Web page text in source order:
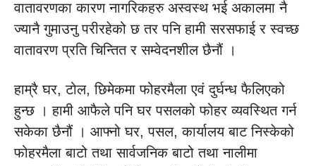
वातावरणका कारण नागरिकहरु अस्वस्थ भई अकालमा नै
ज्यानै गुमाउनु परीरहेको छ तर पनि हामी सरसफाई र स्वच्छ
वातावरण प्रति चिन्तित र सम्वेदनशील छैनौं ।
हाम्रै घर, टोल, छिमेकमा फोहरमैला एवं दुर्घन्ध फैलिएको
हुन्छ । हामी आफैले पनि घर पसलको फोहर व्यवस्थित गर्न
सकेका छैनौं । आफ्नो घर, पसल, कार्यालय बाट निस्केको
फोहरमैला बाटो तथा सार्वजनिक बाटो तथा नालीमा